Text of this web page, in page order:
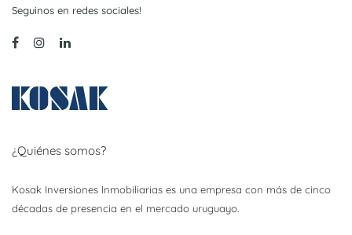
Seguinos en redes sociales!
¿Quiénes somos?
Kosak Inversiones Inmobiliarias es una empresa con más de cinco
décadas de presencia en el mercado uruguayo.